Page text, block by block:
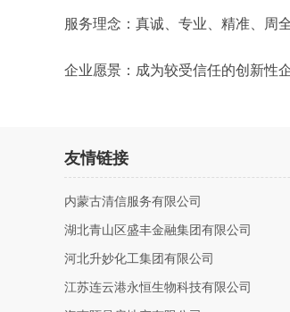
服务理念：真诚、专业、精准、周
企业愿景：成为较受信任的创新性
友情链接
内蒙古清信服务有限公司
湖北青山区盛丰金融集团有限公司
河北升妙化工集团有限公司
江苏连云港永恒生物科技有限公司